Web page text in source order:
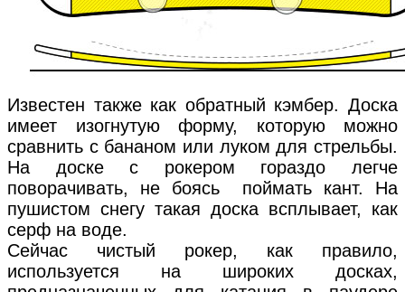
Известен также как обратный кэмбер. Доска
имеет изогнутую форму, которую можно
сравнить с бананом или луком для стрельбы.
На доске с рокером гораздо легче
поворачивать, не боясь поймать кант. На
пушистом снегу такая доска всплывает, как
серф на воде.
Сейчас чистый рокер, как правило,
используется на широких досках,